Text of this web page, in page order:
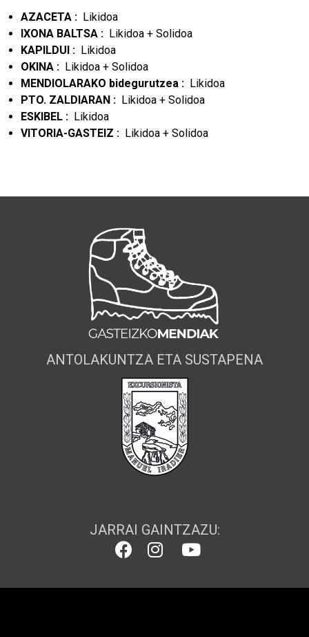
AZACETA : Likidoa
IXONA BALTSA : Likidoa + Solidoa
KAPILDUI : Likidoa
OKINA : Likidoa + Solidoa
MENDIOLARAKO bidegurutzea : Likidoa
PTO. ZALDIARAN : Likidoa + Solidoa
ESKIBEL : Likidoa
VITORIA-GASTEIZ : Likidoa + Solidoa
ANTOLAKUNTZA ETA SUSTAPENA
JARRAI GAINTZAZU: